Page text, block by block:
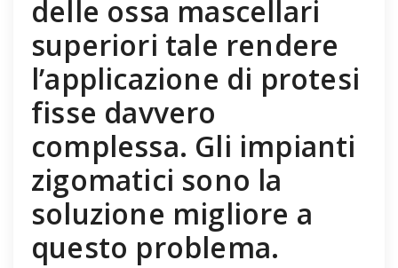
delle ossa mascellari
superiori tale rendere
l’applicazione di protesi
fisse davvero
complessa. Gli impianti
zigomatici sono la
soluzione migliore a
questo problema.